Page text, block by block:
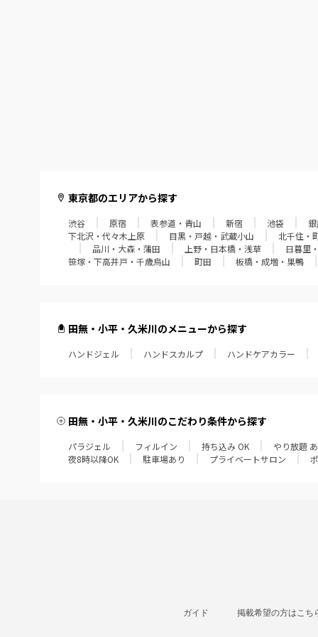
東京都のエリアから探す
渋谷 原宿 表参道・青山 新宿 池袋
下北沢・代々木上原
目黒・戸越・武蔵小山 北千住・
品川・大森・蒲田
上野・日本橋・浅草 日暮里
笹塚・下高井戸・千歳烏山
町田 板橋・成増・巣鴨
田無・小平・久米川のメニューから探す
ハンドジェル ハンドスカルプ ハンドケアカラー
田無・小平・久米川のこだわり条件から探す
パラジェル フィルイン 持ち込み OK やり放題
夜8時以降OK
駐車場あり プライベートサロン
ガイド 掲載希望の方はこち